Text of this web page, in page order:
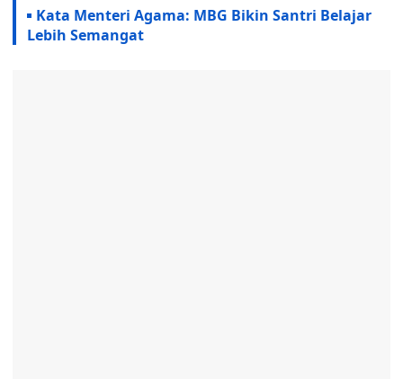
Kata Menteri Agama: MBG Bikin Santri Belajar
Lebih Semangat